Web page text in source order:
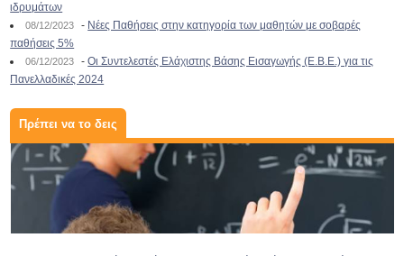
ιδρυμάτων
08/12/2023 - Νέες Παθήσεις στην κατηγορία των μαθητών με σοβαρές
παθήσεις 5%
06/12/2023 -Οι Συντελεστές Ελάχιστης Βάσης Εισαγωγής (Ε.Β.Ε.) για τις
Πανελλαδικές 2024
Πρέπει να το δεις